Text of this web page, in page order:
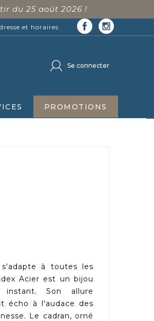
du 25 août 2026 !
et horaires
Se connecter
PROMOTIONS
à toutes les
Acier est un bijou
instant. Son allure
écho à l'audace des
Le cadran, orné